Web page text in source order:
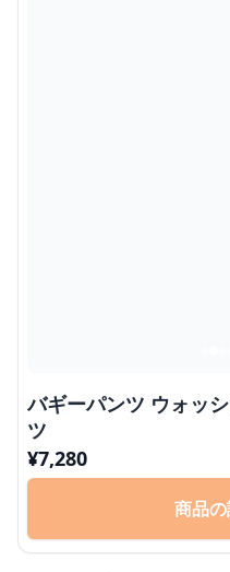
バギーパンツ ウォッ
ツ
¥7,280
商品